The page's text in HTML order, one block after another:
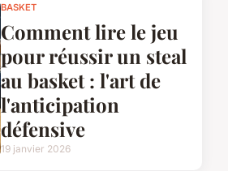
BASKET
Comment lire le jeu
pour réussir un steal
au basket : l'art de
l'anticipation
défensive
19 janvier 2026